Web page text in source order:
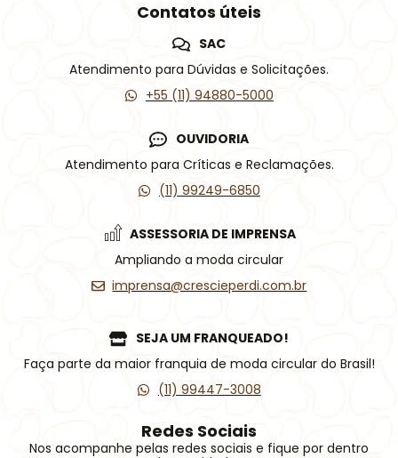
Contatos úteis
SAC
Atendimento para Dúvidas e Solicitações.
+55 (11) 94880-5000
OUVIDORIA
Atendimento para Críticas e Reclamações.
(11) 99249-6850
ASSESSORIA DE IMPRENSA
Ampliando a moda circular
imprensa@crescieperdi.com.br
SEJA UM FRANQUEADO!
Faça parte da maior franquia de moda circular do Brasil!
(11) 99447-3008
Redes Sociais
Nos acompanhe pelas redes sociais e fique por dentro